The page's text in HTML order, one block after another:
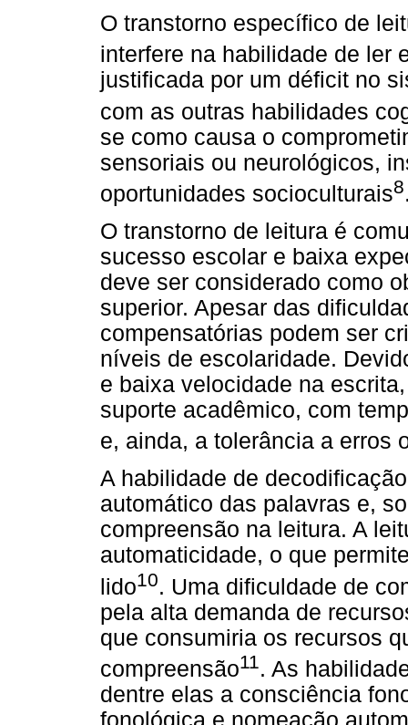
O transtorno específico de
interfere na habilidade de ler
justificada por um déficit no
com as outras habilidades
se como causa o
sensoriais ou neurológicos,
oportunidades socioculturais8
O transtorno de leitura é
sucesso escolar e baixa
deve ser considerado como
superior. Apesar das
compensatórias podem ser
níveis de escolaridade.
e baixa velocidade na
suporte acadêmico, com
e, ainda, a tolerância a erros
A habilidade de
automático das palavras e,
compreensão na leitura. A
automaticidade, o que
lido10. Uma dificuldade de
pela alta demanda de
que consumiria os recursos
compreensão11 . As
dentre elas a consciência
fonológica e nomeação